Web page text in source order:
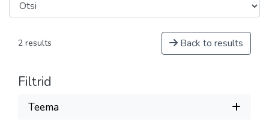
2 results Back to results
Filtrid
Teema